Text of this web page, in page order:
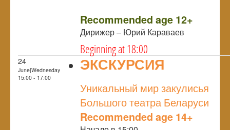
Recommended age 12+
Дирижер – Юрий Караваев
Beginning at 18:00
24
June|Wednesday
15:00 - 17:00
ЭКСКУРСИЯ
Уникальный мир закулисья
Большого театра Беларуси
Recommended age 14+